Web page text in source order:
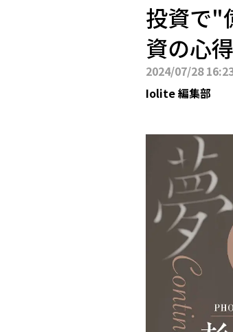
投資で"
資の心
2024/07/28
Iolite 編集部